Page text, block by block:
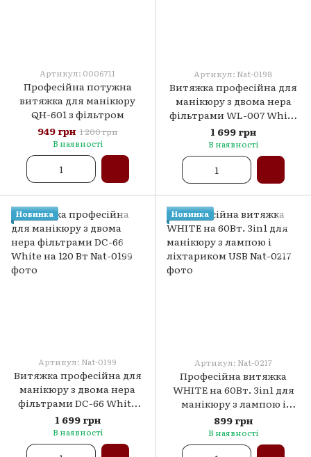
Артикул: 0006711
Професійна потужна
витяжка для манікюру
QH-601 з фільтром
949 грн 1 200 грн
В наявності
Артикул: Nat-0198
Витяжка професійна для
манікюру з двома нера
фільтрами WL-007 White
на 120 Вт
1 699 грн
В наявності
Новинка
Артикул: Nat-0199
Витяжка професійна для
манікюру з двома нера
фільтрами DC-66 White
на 120 Вт
1 699 грн
В наявності
Новинка
Артикул: Nat-0217
Професійна витяжка
WHITE на 60Вт. 3in1 для
манікюру з лампою і
ліхтариком USB
899 грн
В наявності